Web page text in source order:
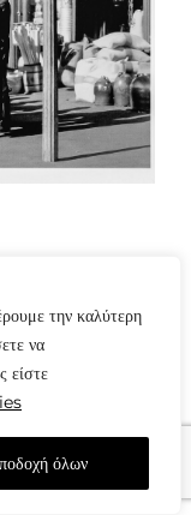
την καλύτερη
να
είστε
όλων
Μωραΐτης